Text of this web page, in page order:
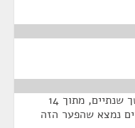
מתוך פחות מחצי האחוז שבדקנו במשך שנתיים, מתוך 14
לגבי קרוב ל-70 אחוזים נמצא שהפער הזה